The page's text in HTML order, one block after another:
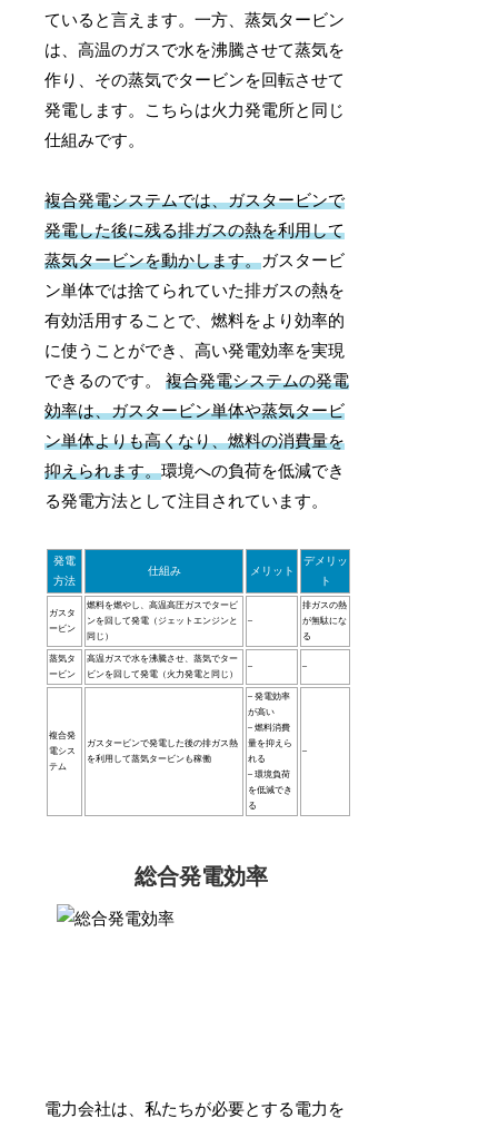
ていると言えます。一方、蒸気タービン
は、高温のガスで水を沸騰させて蒸気を
作り、その蒸気でタービンを回転させて
発電します。こちらは火力発電所と同じ
仕組みです。
複合発電システムでは、ガスタービンで
発電した後に残る排ガスの熱を利用して
蒸気タービンを動かします。ガスタービ
ン単体では捨てられていた排ガスの熱を
有効活用することで、燃料をより効率的
に使うことができ、高い発電効率を実現
できるのです。複合発電システムの発電
効率は、ガスタービン単体や蒸気タービ
ン単体よりも高くなり、燃料の消費量を
抑えられます。環境への負荷を低減でき
る発電方法として注目されています。
発電
方法
仕組み メリット
デメリッ
ト
ガスタ
ービン
燃料を燃やし、高温高圧ガスでタービ
ンを回して発電（ジェットエンジンと
同じ）
–
排ガスの熱
が無駄にな
る
蒸気タ
ービン
高温ガスで水を沸騰させ、蒸気でター
ビンを回して発電（火力発電と同じ）
– –
複合発
電シス
テム
ガスタービンで発電した後の排ガス熱
を利用して蒸気タービンも稼働
– 発電効率
が高い
– 燃料消費
量を抑えら
れる
– 環境負荷
を低減でき
る
–
総合発電効率
電力会社は、私たちが必要とする電力を